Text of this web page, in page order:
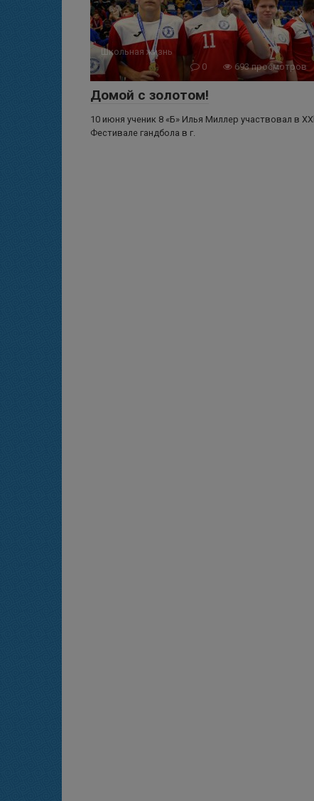
Школьная жизнь
0
693 просмотров
Домой с золотом!
10 июня ученик 8 «Б» Илья Миллер участвовал в XXl
Фестивале гандбола в г.